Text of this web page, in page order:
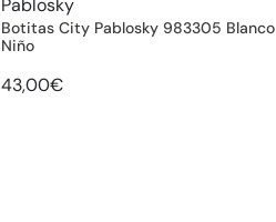
Pablosky
Botitas City Pablosky 983305 Blanco
Niño
43,00€